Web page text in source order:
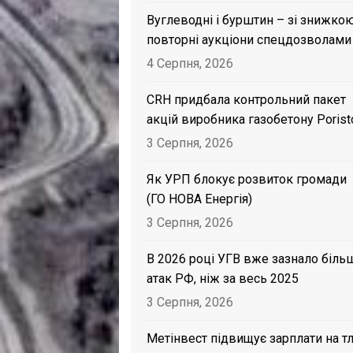
Вуглеводні і бурштин – зі
повторні аукціони спецдозволами
4 Серпня, 2026
CRH придбала контрольний пакет
акцій виробника газобетону
3 Серпня, 2026
Як УРП блокує розвиток громади
(ГО НОВА Енергія)
3 Серпня, 2026
В 2026 році УГВ вже зазнало
атак РФ, ніж за весь 2025
3 Серпня, 2026
Метінвест підвищує зарплати на